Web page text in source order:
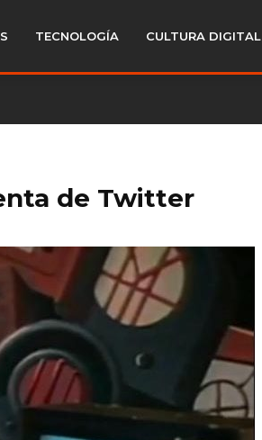
TECNOLOGÍA CULTURA DIGITAL
de Twitter